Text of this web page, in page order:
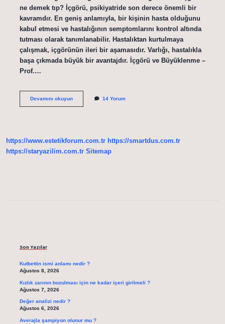
ne demek tıp? İçgörü, psikiyatride son derece önemli bir
kavramdır. En geniş anlamıyla, bir kişinin hasta olduğunu
kabul etmesi ve hastalığının semptomlarını kontrol altında
tutması olarak tanımlanabilir. Hastalıktan kurtulmaya
çalışmak, içgörünün ileri bir aşamasıdır. Varlığı, hastalıkla
başa çıkmada büyük bir avantajdır. İçgörü ve Büyüklenme –
Prof.…
Devamını okuyunİÇ
14 Yorum
https://www.estetikforum.com.tr https://smartdus.com.tr
https://staryazilim.com.tr Sitemap
Son Yazılar
Kutbettin ismi anlamı nedir ?
Ağustos 8, 2026
Kızlık zarının bozulması için ne kadar içeri girilmeli ?
Ağustos 7, 2026
Değer analizi nedir ?
Ağustos 6, 2026
Averajla şampiyon olunur mu ?